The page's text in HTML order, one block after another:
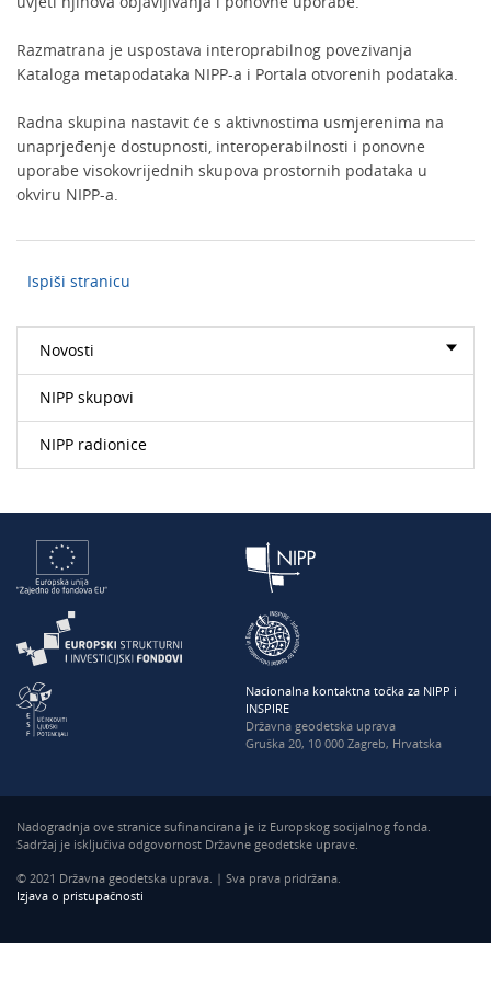
Razmatrana je uspostava interoprabilnog povezivanja
Kataloga metapodataka NIPP-a i Portala otvorenih podataka.
Radna skupina nastavit će s aktivnostima usmjerenima na
unaprjeđenje dostupnosti, interoperabilnosti i ponovne
uporabe visokovrijednih skupova prostornih podataka u
okviru NIPP-a.
Ispiši stranicu
Novosti
NIPP skupovi
NIPP radionice
Nacionalna kontaktna točka za NIPP i
INSPIRE
Državna geodetska uprava
Gruška 20, 10 000 Zagreb, Hrvatska
Nadogradnja ove stranice sufinancirana je iz Europskog socijalnog fonda.
Sadržaj je isključiva odgovornost Državne geodetske uprave.
© 2021 Državna geodetska uprava. | Sva prava pridržana.
Izjava o pristupačnosti